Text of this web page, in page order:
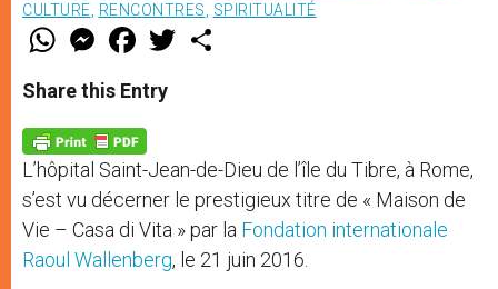
CULTURE, RENCONTRES, SPIRITUALITÉ
W
t
s
p
p
M
e
s
e
g
e
r
F
a
e
b
o
k
w
Share this Entry
L’hôpital Saint-Jean-de-Dieu de l’île du Tibre, à Rome,
s’est vu décerner le prestigieux titre de « Maison de
Vie – Casa di Vita » par la Fondation internationale
Raoul Wallenberg, le 21 juin 2016.